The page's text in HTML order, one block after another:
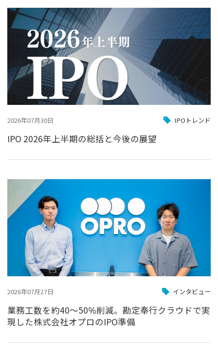
2026年07月30日 IPOトレンド
IPO 2026年上半期の総括と今後の展望
2026年07月27日 インタビュー
業務工数を約40〜50%削減。勘定奉行クラウドで実
現した株式会社オプロのIPO準備